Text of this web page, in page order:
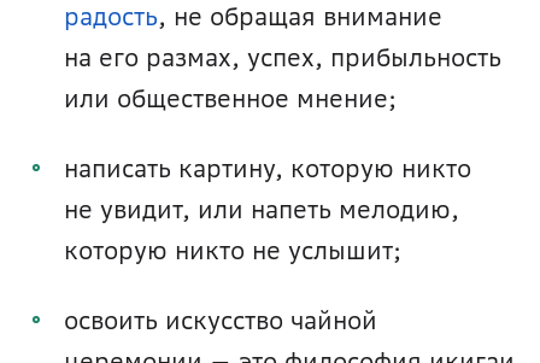
радость, не обращая внимание
на его размах, успех, прибыльность
или общественное мнение;
написать картину, которую никто
не увидит, или напеть мелодию,
которую никто не услышит;
освоить искусство чайной